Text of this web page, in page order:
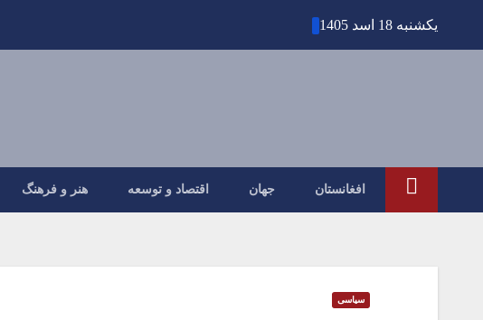
یکشنبه 18 اسد 1405
افغانستان جهان اقتصاد و توسعه هنر و فرهنگ
سیاسی